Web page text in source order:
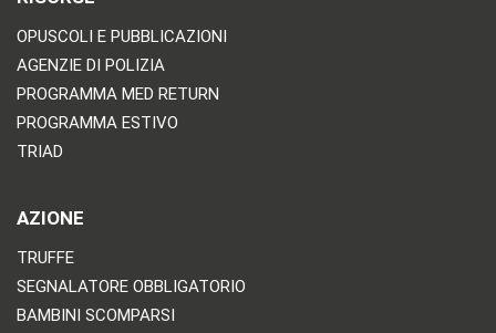
OPUSCOLI E PUBBLICAZIONI
AGENZIE DI POLIZIA
PROGRAMMA MED RETURN
PROGRAMMA ESTIVO
TRIAD
AZIONE
TRUFFE
SEGNALATORE OBBLIGATORIO
BAMBINI SCOMPARSI